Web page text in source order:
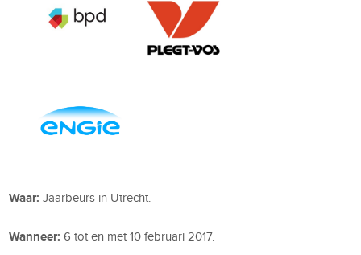
Waar: Jaarbeurs in Utrecht.
Wanneer: 6 tot en met 10 februari 2017.